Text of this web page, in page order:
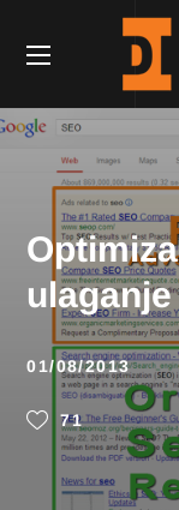
01/08/2013
71